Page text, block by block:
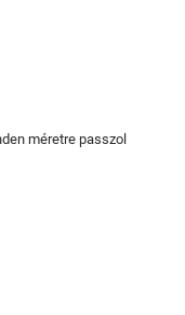
méretre passzol